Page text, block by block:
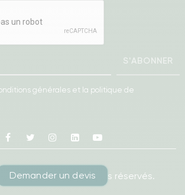
S'ABONNER
générales et la politique de
Facebook
Twitter InstagramLinkedin
Ameublea.Tous droits réservés.
Demander un devis